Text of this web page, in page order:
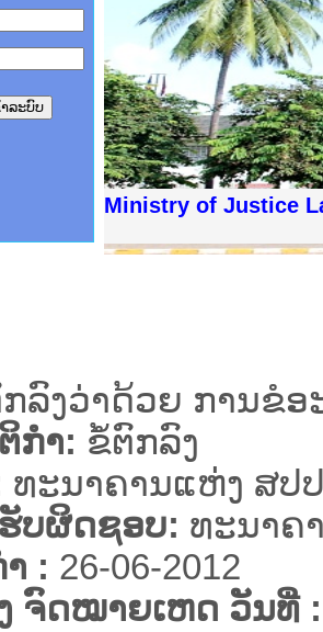
Ministry of Justice
ນ
ລົງວ່າດ້ວຍ ການຂໍອ
ກໍາ: ຂໍ້ຕົກລົງ
ທະນາຄານແຫ່ງ ສປ
ບຜິດຊອບ: ທະນາຄ
: 26-06-2012
ຈົດໝາຍເຫດ ວັນທີ່ :